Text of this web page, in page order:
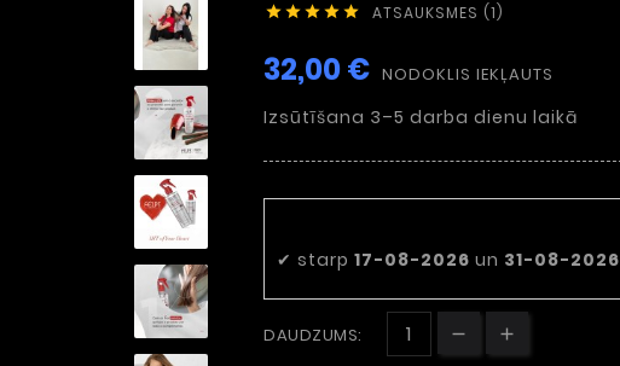
     ATSAUKSMES (1)
32,00 € NODOKLIS IEKĻAUTS
Izsūtīšana 3–5 darba dienu laikā
✔ starp 17-08-2026 un 31-08-2026
DAUDZUMS: